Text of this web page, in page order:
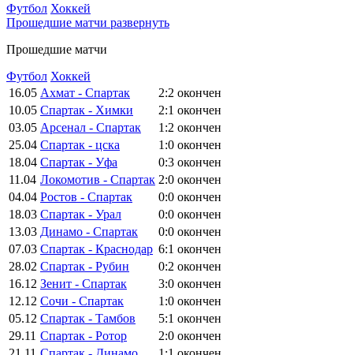
Футбол Хоккей
Прошедшие матчи развернуть
Прошедшие матчи
Футбол Хоккей
16.05 Ахмат - Спартак 2:2 окончен
10.05 Спартак - Химки 2:1 окончен
03.05 Арсенал - Спартак 1:2 окончен
25.04 Спартак - цска 1:0 окончен
18.04 Спартак - Уфа 0:3 окончен
11.04 Локомотив - Спартак 2:0 окончен
04.04 Ростов - Спартак 0:0 окончен
18.03 Спартак - Урал 0:0 окончен
13.03 Динамо - Спартак 0:0 окончен
07.03 Спартак - Краснодар 6:1 окончен
28.02 Спартак - Рубин 0:2 окончен
16.12 Зенит - Спартак 3:0 окончен
12.12 Сочи - Спартак 1:0 окончен
05.12 Спартак - Тамбов 5:1 окончен
29.11 Спартак - Ротор 2:0 окончен